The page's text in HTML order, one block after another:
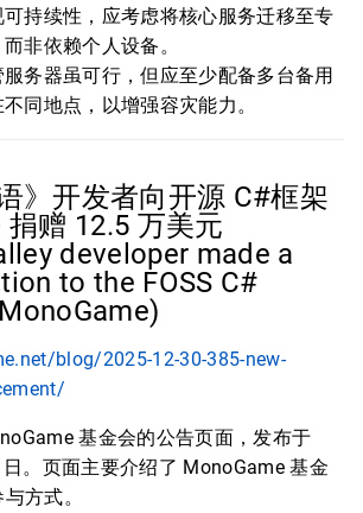
持续性，应考虑将核心服务迁移至专
非依赖个人设备。
务器虽可行，但应至少配备多台备用
同地点，以增强容灾能力。
》开发者向开源 C#框架
赠 12.5 万美元
developer made a
to the FOSS C#
blog/2025-12-30-385-new-
基金会的公告页面，发布于
。页面主要介绍了 MonoGame 基金
方式。